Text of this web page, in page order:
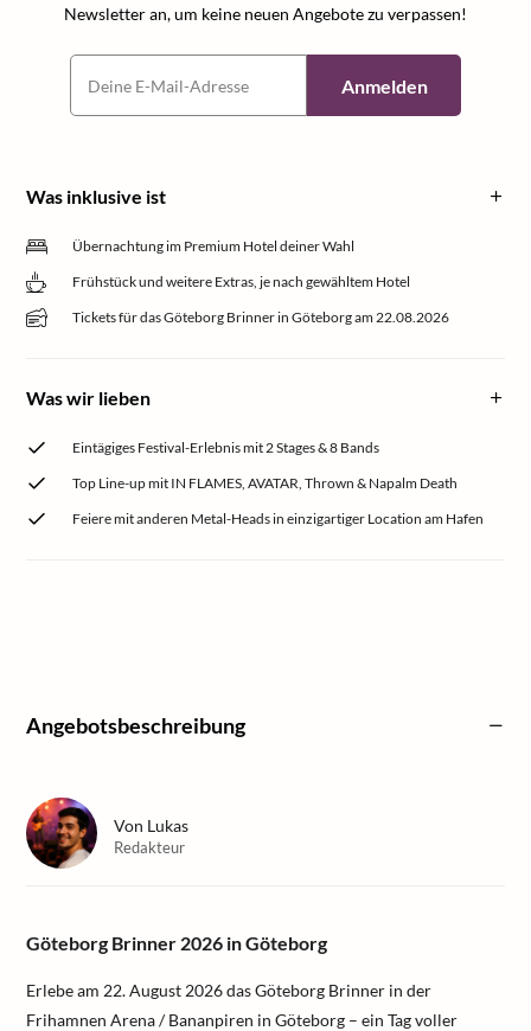
Newsletter an, um keine neuen Angebote zu verpassen!
Anmelden
Was inklusive ist
Übernachtung im Premium Hotel deiner Wahl
Frühstück und weitere Extras, je nach gewähltem Hotel
Tickets für das Göteborg Brinner in Göteborg am 22.08.2026
Was wir lieben
Eintägiges Festival-Erlebnis mit 2 Stages & 8 Bands
Top Line-up mit IN FLAMES, AVATAR, Thrown & Napalm Death
Feiere mit anderen Metal-Heads in einzigartiger Location am Hafen
Angebotsbeschreibung
Göteborg Brinner 2026 in Göteborg
Erlebe am 22. August 2026 das Göteborg Brinner in der
Frihamnen Arena / Bananpiren in Göteborg – ein Tag voller
Von Lukas
Redakteur